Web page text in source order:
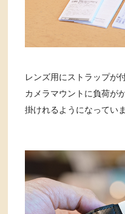
レンズ用にストラップが
カメラマウントに負荷が
掛けれるようになっていま